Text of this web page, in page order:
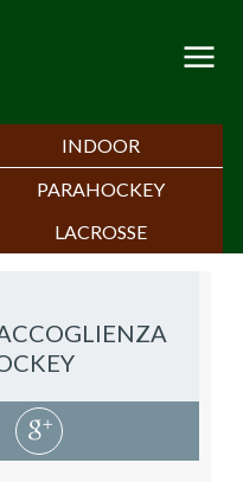
INDOOR
PARAHOCKEY
LACROSSE